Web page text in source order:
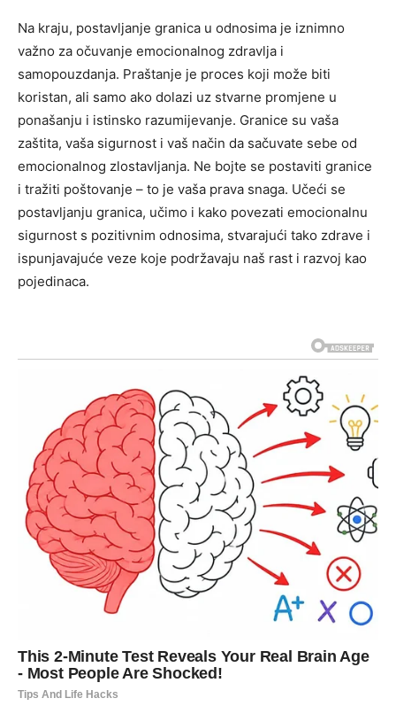
Na kraju, postavljanje granica u odnosima je iznimno
važno za očuvanje emocionalnog zdravlja i
samopouzdanja. Praštanje je proces koji može biti
koristan, ali samo ako dolazi uz stvarne promjene u
ponašanju i istinsko razumijevanje. Granice su vaša
zaštita, vaša sigurnost i vaš način da sačuvate sebe od
emocionalnog zlostavljanja. Ne bojte se postaviti granice
i tražiti poštovanje – to je vaša prava snaga. Učeći se
postavljanju granica, učimo i kako povezati emocionalnu
sigurnost s pozitivnim odnosima, stvarajući tako zdrave i
ispunjavajuće veze koje podržavaju naš rast i razvoj kao
pojedinaca.